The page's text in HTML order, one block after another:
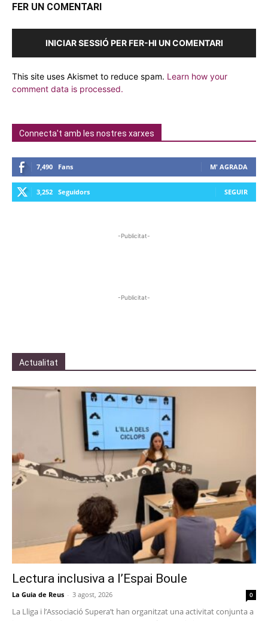
FER UN COMENTARI
INICIAR SESSIÓ PER FER-HI UN COMENTARI
This site uses Akismet to reduce spam. Learn how your
comment data is processed.
Connecta't amb les nostres xarxes
7,490 Fans M' AGRADA
3,252 Seguidors SEGUIR
-Publicitat-
-Publicitat-
Actualitat
Lectura inclusiva a l’Espai Boule
La Guia de Reus - 3 agost, 2026 0
La Lliga i l’Associació Supera’t han organitzat una activitat conjunta a